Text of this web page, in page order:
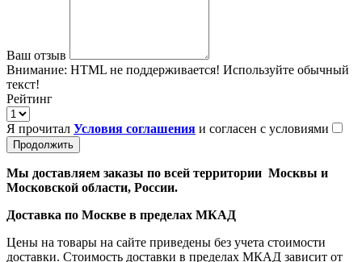
Ваш отзыв
Внимание: HTML не поддерживается! Используйте обычный
текст!
Рейтинг
Я прочитал Условия соглашения и согласен с условиями
Продолжить
Мы доставляем заказы по всей территории Москвы и
Московской области, России.
Доставка по Москве в пределах МКАД
Цены на товары на сайте приведены без учета стоимости
доставки. Стоимость доставки в пределах МКАД зависит от